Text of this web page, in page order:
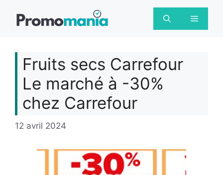
Menu
Fruits secs Carrefour
Le marché à -30%
chez Carrefour
12 avril 2024